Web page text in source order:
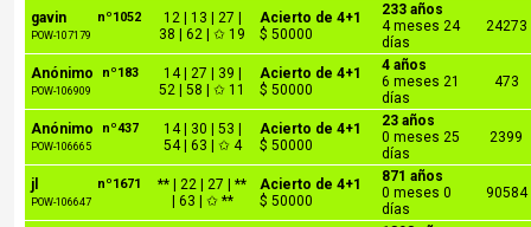
nº1052
gavin
POW-107179
12 | 13 | 27 |
38 | 62 | ✩ 19
Acierto de 4+1
$ 50000
233 años
4 meses 24
días
24273
nº183
Anónimo
POW-106909
14 | 27 | 39 |
52 | 58 | ✩ 11
Acierto de 4+1
$ 50000
4 años
6 meses 21
días
473
nº437
Anónimo
POW-106665
14 | 30 | 53 |
54 | 63 | ✩ 4
Acierto de 4+1
$ 50000
23 años
0 meses 25
días
2399
nº1671
jl
POW-106647
** | 22 | 27 | **
| 63 | ✩ **
Acierto de 4+1
$ 50000
871 años
0 meses 0
días
90584